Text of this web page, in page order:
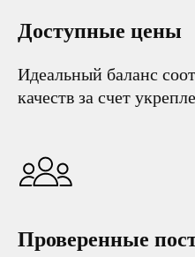
Доступные цены
Идеальный баланс
качеств за счет
Проверенные